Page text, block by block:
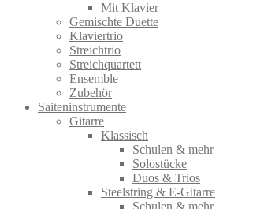
Mit Klavier
Gemischte Duette
Klaviertrio
Streichtrio
Streichquartett
Ensemble
Zubehör
Saiteninstrumente
Gitarre
Klassisch
Schulen & mehr
Solostücke
Duos & Trios
Steelstring & E-Gitarre
Schulen & mehr